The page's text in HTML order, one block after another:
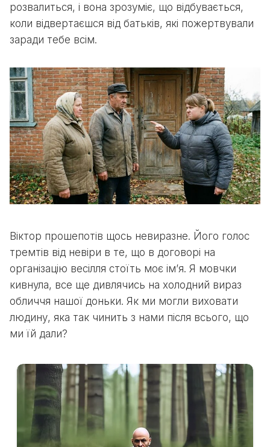
розвалиться, і вона зрозуміє, що відбувається,
коли відвертаєшся від батьків, які пожертвували
заради тебе всім.
Віктор прошепотів щось невиразне. Його голос
тремтів від невіри в те, що в договорі на
організацію весілля стоїть моє ім’я. Я мовчки
кивнула, все ще дивлячись на холодний вираз
обличчя нашої доньки. Як ми могли виховати
людину, яка так чинить з нами після всього, що
ми їй дали?